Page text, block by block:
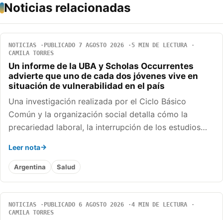
Noticias relacionadas
NOTICIAS PUBLICADO 7 AGOSTO 2026
5 MIN DE LECTURA
CAMILA TORRES
Un informe de la UBA y Scholas Occurrentes
advierte que uno de cada dos jóvenes vive en
situación de vulnerabilidad en el país
Una investigación realizada por el Ciclo Básico
Común y la organización social detalla cómo la
precariedad laboral, la interrupción de los estudios…
Leer nota
Argentina Salud
NOTICIAS PUBLICADO 6 AGOSTO 2026
4 MIN DE LECTURA
CAMILA TORRES